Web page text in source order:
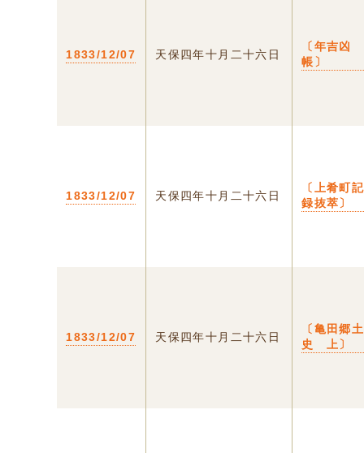
1833/12/07 天保四年十月二十六日
〔年吉凶
帳〕
1833/12/07 天保四年十月二十六日
〔上肴町記
録抜萃〕
1833/12/07 天保四年十月二十六日
〔亀田郷土
史 上〕